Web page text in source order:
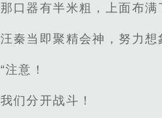
那口器有半米粗，上面布满
汪秦当即聚精会神，努力想
“注意！
我们分开战斗！